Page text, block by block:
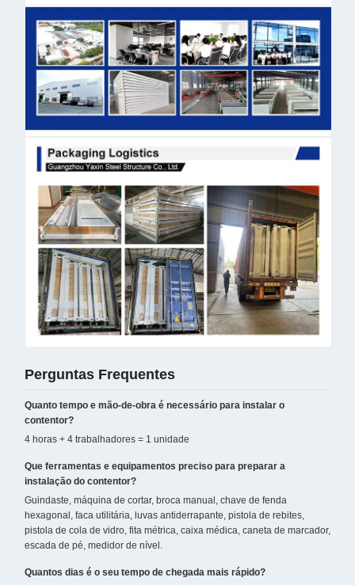
Perguntas Frequentes
Quanto tempo e mão-de-obra é necessário para instalar o
contentor?
4 horas + 4 trabalhadores = 1 unidade
Que ferramentas e equipamentos preciso para preparar a
instalação do contentor?
Guindaste, máquina de cortar, broca manual, chave de fenda
hexagonal, faca utilitária, luvas antiderrapante, pistola de rebites,
pistola de cola de vidro, fita métrica, caixa médica, caneta de marcador,
escada de pé, medidor de nível.
Quantos dias é o seu tempo de chegada mais rápido?